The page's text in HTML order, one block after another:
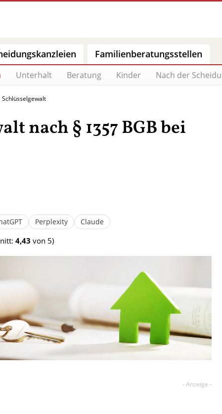
Familienberatungsstellen
Unterhalt Beratung Kinder Nach der
Schlüsselgewalt
nach § 1357 BGB bei
Perplexity Claude
4,43 von 5)